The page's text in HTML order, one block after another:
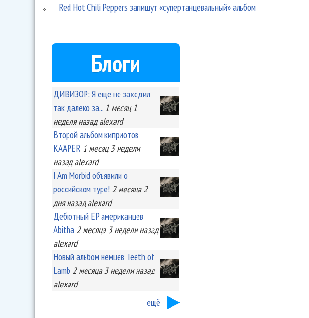
Red Hot Chili Peppers запишут «супертанцевальный» альбом
Блоги
ДИВИЗОР: Я еще не заходил
так далеко за... 1 месяц 1
неделяназад alexard
Второй альбом киприотов
KA'APER 1 месяц 3 недели
назад alexard
I Am Morbid объявили о
российском туре! 2 месяца 2
дняназад alexard
Дебютный EP американцев
Abitha 2 месяца 3 неделиназад
alexard
Новый альбом немцев Teeth of
Lamb 2 месяца 3 неделиназад
alexard
ещё